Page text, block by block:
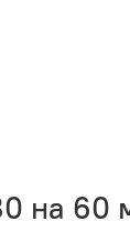
на 60